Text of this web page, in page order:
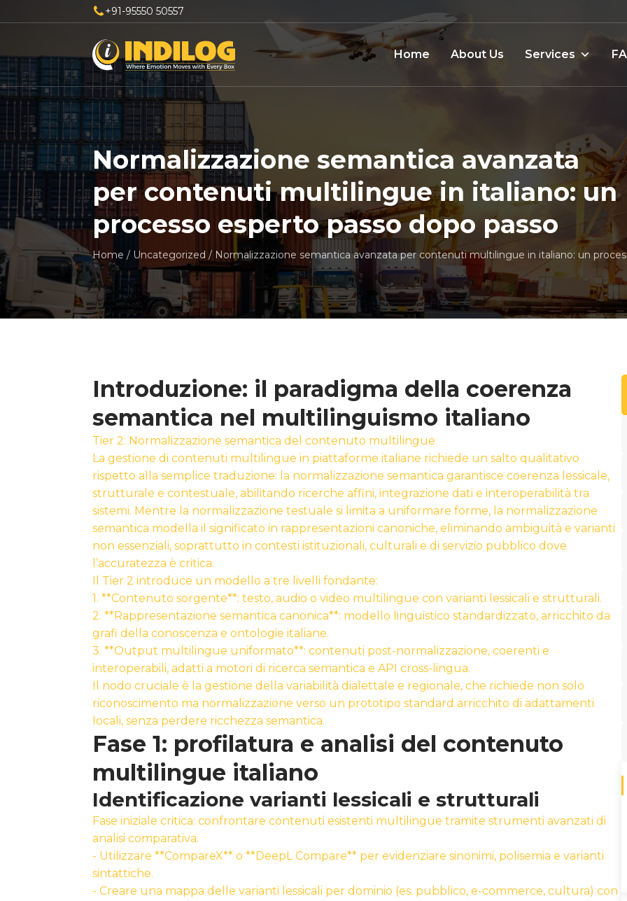
+91-95550 50557
Home About Us Services
Normalizzazione semantica avanzata
per contenuti multilingue in italiano: un
processo esperto passo dopo passo
Home / Uncategorized / Normalizzazione semantica avanzata per contenuti multilingue in italiano: un
Introduzione: il paradigma della coerenza
semantica nel multilinguismo italiano
Tier 2: Normalizzazione semantica del contenuto multilingue
La gestione di contenuti multilingue in piattaforme italiane richiede un salto qualitativo
rispetto alla semplice traduzione: la normalizzazione semantica garantisce coerenza lessicale,
strutturale e contestuale, abilitando ricerche affini, integrazione dati e interoperabilità tra
sistemi. Mentre la normalizzazione testuale si limita a uniformare forme, la normalizzazione
semantica modella il significato in rappresentazioni canoniche, eliminando ambiguità e varianti
non essenziali, soprattutto in contesti istituzionali, culturali e di servizio pubblico dove
l’accuratezza è critica.
Il Tier 2 introduce un modello a tre livelli fondante:
1. **Contenuto sorgente**: testo, audio o video multilingue con varianti lessicali e strutturali.
2. **Rappresentazione semantica canonica**: modello linguistico standardizzato, arricchito da
grafi della conoscenza e ontologie italiane.
3. **Output multilingue uniformato**: contenuti post-normalizzazione, coerenti e
interoperabili, adatti a motori di ricerca semantica e API cross-lingua.
Il nodo cruciale è la gestione della variabilità dialettale e regionale, che richiede non solo
riconoscimento ma normalizzazione verso un prototipo standard arricchito di adattamenti
locali, senza perdere ricchezza semantica.
Fase 1: profilatura e analisi del contenuto
multilingue italiano
Identificazione varianti lessicali e strutturali
Fase iniziale critica: confrontare contenuti esistenti multilingue tramite strumenti avanzati di
analisi comparativa.
- Utilizzare **CompareX** o **DeepL Compare** per evidenziare sinonimi, polisemia e varianti
sintattiche.
- Creare una mappa delle varianti lessicali per dominio (es. pubblico, e-commerce, cultura) con